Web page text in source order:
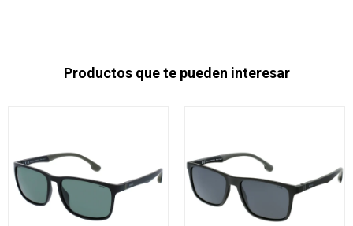
Productos que te pueden interesar